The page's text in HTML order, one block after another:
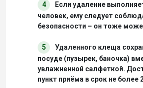
4
Если удаление
человек, ему следует
безопасности – он тоже
5
Удаленного клеща
посуде (пузырек, баночка)
увлажненной салфеткой.
пункт приёма в срок не более